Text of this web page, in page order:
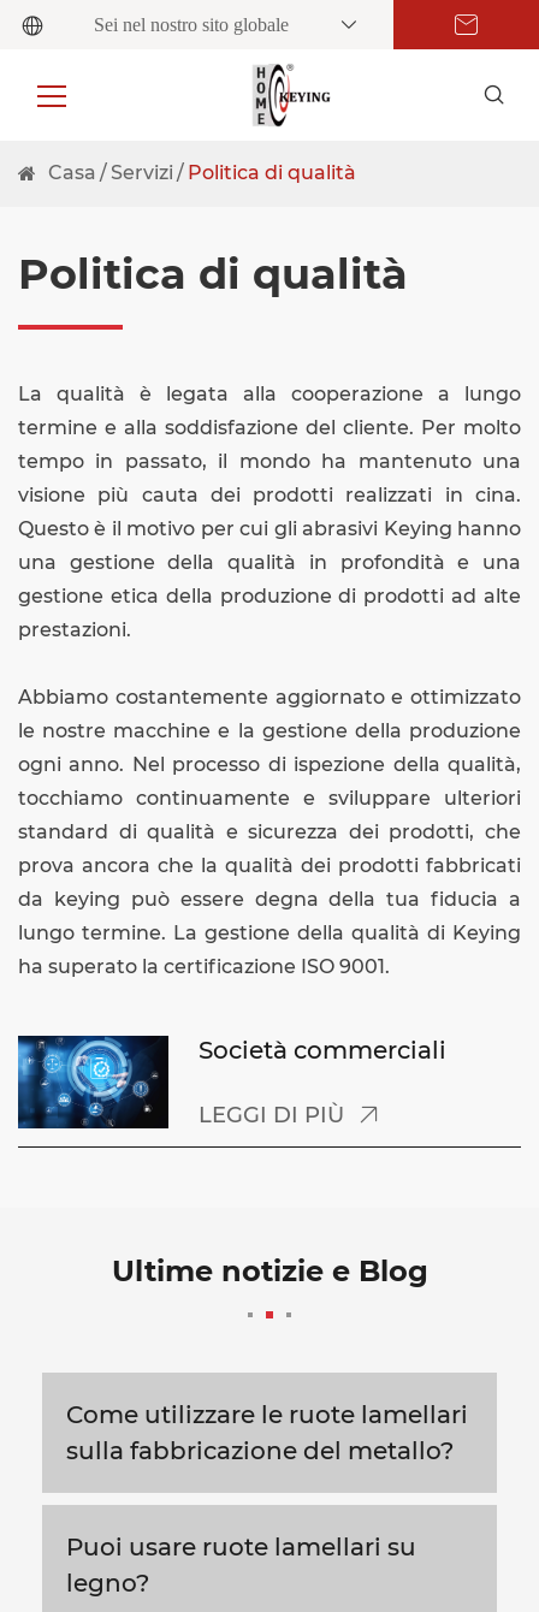
Sei nel nostro sito globale
Casa Servizi Politica di qualità
Politica di qualità
La qualità è legata alla cooperazione a lungo
termine e alla soddisfazione del cliente. Per molto
tempo in passato, il mondo ha mantenuto una
visione più cauta dei prodotti realizzati in cina.
Questo è il motivo per cui gli abrasivi Keying hanno
una gestione della qualità in profondità e una
gestione etica della produzione di prodotti ad alte
prestazioni.
Abbiamo costantemente aggiornato e ottimizzato
le nostre macchine e la gestione della produzione
ogni anno. Nel processo di ispezione della qualità,
tocchiamo continuamente e sviluppare ulteriori
standard di qualità e sicurezza dei prodotti, che
prova ancora che la qualità dei prodotti fabbricati
da keying può essere degna della tua fiducia a
lungo termine. La gestione della qualità di Keying
ha superato la certificazione ISO 9001.
Società commerciali
LEGGI DI PIÙ 
Ultime notizie e Blog
Come utilizzare le ruote lamellari
sulla fabbricazione del metallo?
Puoi usare ruote lamellari su
legno?